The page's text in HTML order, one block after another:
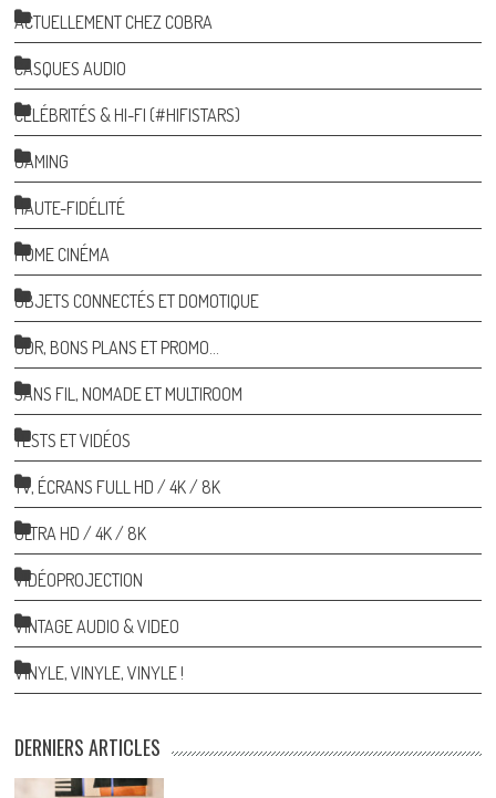
ACTUELLEMENT CHEZ COBRA
CASQUES AUDIO
CÉLÉBRITÉS & HI-FI (#HIFISTARS)
GAMING
HAUTE-FIDÉLITÉ
HOME CINÉMA
OBJETS CONNECTÉS ET DOMOTIQUE
ODR, BONS PLANS ET PROMO…
SANS FIL, NOMADE ET MULTIROOM
TESTS ET VIDÉOS
TV, ÉCRANS FULL HD / 4K / 8K
ULTRA HD / 4K / 8K
VIDÉOPROJECTION
VINTAGE AUDIO & VIDEO
VINYLE, VINYLE, VINYLE !
DERNIERS ARTICLES